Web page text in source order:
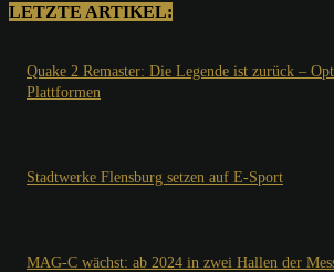
LETZTE ARTIKEL:
Quake 2 Remaster: Die Legende ist zurück –
Plattformen
Stadtwerke Flensburg setzen auf E-Sport
MAG-C wächst: ab 2024 in zwei Hallen der